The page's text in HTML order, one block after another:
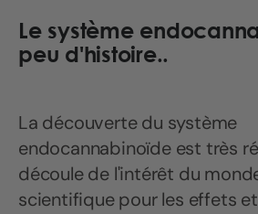
Le système
peu d'histoire..
La découverte du système
endocannabinoïde est très
découle de l'intérêt du
scientifique pour les effets